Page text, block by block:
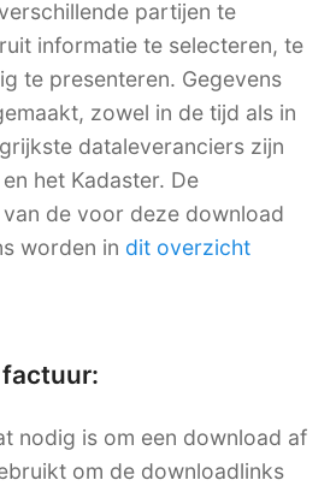
partijen te
informatie te selecteren, te
te presenteren. Gegevens
zowel in de tijd als in
dataleveranciers zijn
en het Kadaster. De
de voor deze download
worden in dit overzicht
nodig is om een download af
om de downloadlinks